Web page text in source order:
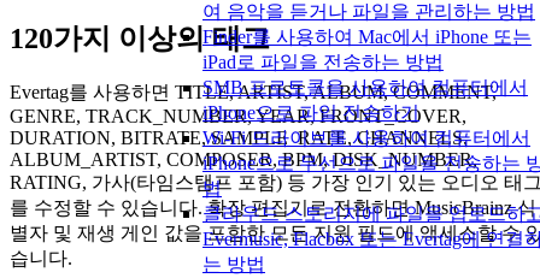
여 음악을 듣거나 파일을 관리하는 방법
Finder를 사용하여 Mac에서 iPhone 또는
iPad로 파일을 전송하는 방법
SMB 프로토콜을 사용하여 컴퓨터에서
iPhone으로 파일 전송하기
Wi-Fi 드라이브를 사용하여 컴퓨터에서
iPhone으로 무선으로 파일을 전송하는
법
클라우드 스토리지에 파일을 업로드하
Evermusic, Flacbox 또는 Evertag에 연결
는 방법
120가지 이상의 태그
Evertag를 사용하면 TITLE, ARTIST, ALBUM, COMMENT,
GENRE, TRACK_NUMBER, YEAR, FRONT_COVER,
DURATION, BITRATE, SAMPLE_RATE, CHANNELS,
ALBUM_ARTIST, COMPOSER, BPM, DISK_NUMBER,
RATING, 가사(타임스탬프 포함) 등 가장 인기 있는 오디오 태
를 수정할 수 있습니다. 확장 편집기로 전환하면 MusicBrainz 식
별자 및 재생 게인 값을 포함한 모든 지원 필드에 액세스할 수
습니다.